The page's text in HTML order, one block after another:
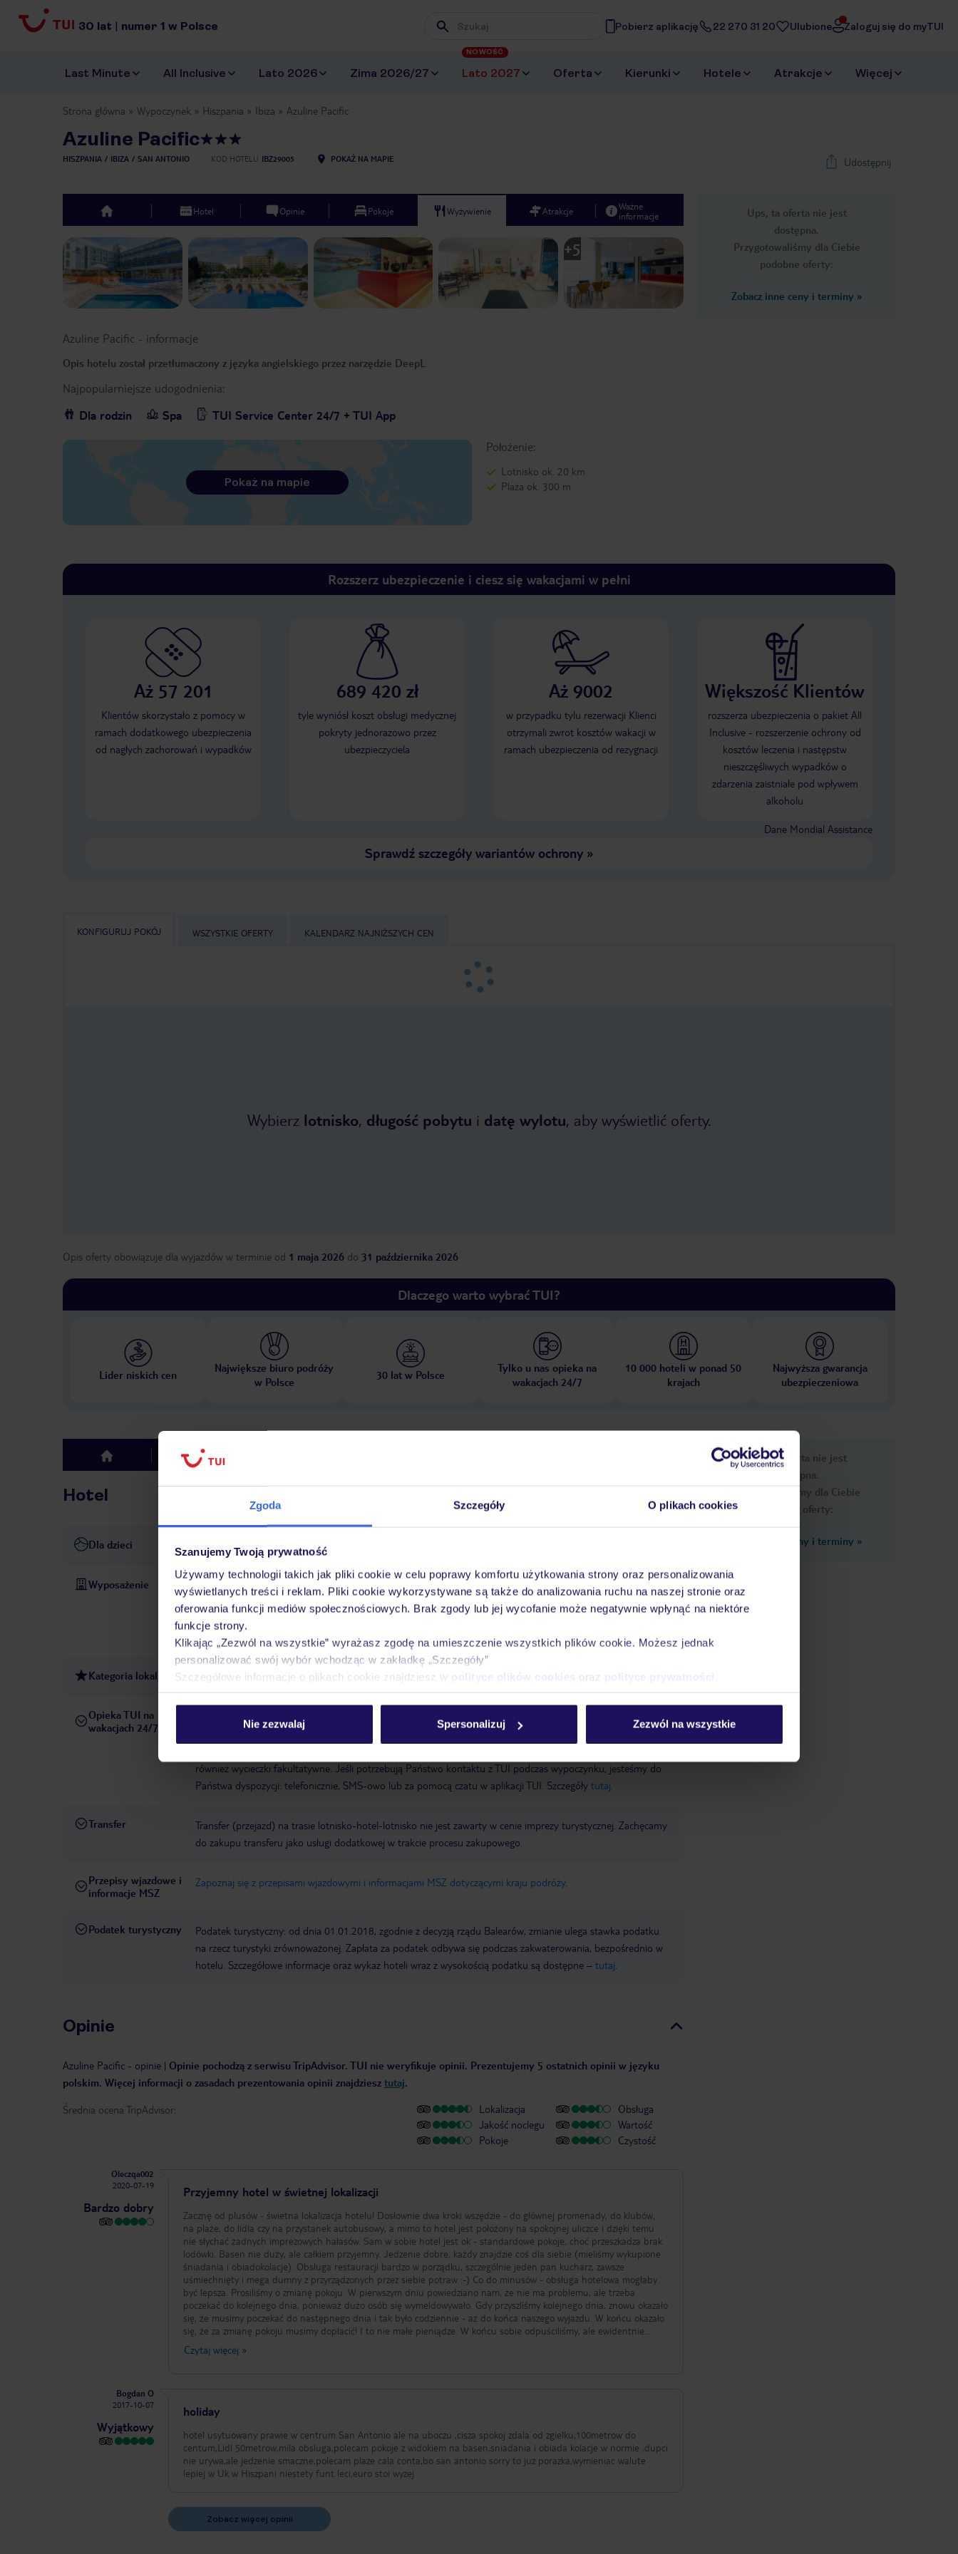
Zgoda Szczegóły O plikach cookies
Szanujemy Twoją prywatność
Używamy technologii takich jak pliki cookie w celu poprawy komfortu użytkowania strony oraz personalizowania
wyświetlanych treści i reklam. Pliki cookie wykorzystywane są także do analizowania ruchu na naszej stronie oraz
oferowania funkcji mediów społecznościowych. Brak zgody lub jej wycofanie może negatywnie wpłynąć na niektóre
funkcje strony.
Klikając „Zezwól na wszystkie” wyrażasz zgodę na umieszczenie wszystkich plików cookie. Możesz jednak
personalizować swój wybór wchodząc w zakładkę „Szczegóły”
Szczegółowe informacje o plikach cookie znajdziesz w polityce plików cookies oraz polityce prywatności
Nie zezwalaj Spersonalizuj Zezwól na wszystkie
30 lat | numer 1 w Polsce Wpisz frazę, której szukasz
Pobierz aplikację 22 270 31 20 Ulubione Zaloguj się do myTUI
Last Minute All Inclusive Lato 2026 Zima 2026/27 Lato 2027
NOWOŚĆ
Oferta Kierunki Hotele Atrakcje Więcej
Strona główna Wypoczynek Hiszpania Ibiza Azuline Pacific
Azuline Pacific
HISZPANIA IBIZA SAN ANTONIO KOD HOTELU IBZ29005 POKAŻ NA MAPIE Udostępnij
Ups, ta oferta nie jest
dostępna.
Przygotowaliśmy dla Ciebie
podobne oferty:
Zobacz inne ceny i terminy »
top Hotel Opinie Pokoje Wyżywienie Atrakcje
Ważne
informacje
Previous slide Next slide
1/11
+5
Azuline Pacific - informacje
Opis hotelu został przetłumaczony z języka angielskiego przez narzędzie DeepL
Najpopularniejsze udogodnienia:
Dla rodzin
Spa TUI Service Center 24/7 + TUI App
Położenie:
Lotnisko ok. 20 km
Plaża ok. 300 m
Pokaż na mapie
Rozszerz ubezpieczenie i ciesz się wakacjami w pełni
Aż 57 201
Klientów skorzystało z pomocy w
ramach dodatkowego ubezpieczenia
od nagłych zachorowań i wypadków
689 420 zł
tyle wyniósł koszt obsługi medycznej
pokryty jednorazowo przez
ubezpieczyciela
Aż 9002
w przypadku tylu rezerwacji Klienci
otrzymali zwrot kosztów wakacji w
ramach ubezpieczenia od rezygnacji
Większość Klientów
rozszerza ubezpieczenia o pakiet All
Inclusive - rozszerzenie ochrony od
kosztów leczenia i następstw
nieszczęśliwych wypadków o
zdarzenia zaistniałe pod wpływem
alkoholu
Dane Mondial Assistance
Sprawdź szczegóły wariantów ochrony»
KONFIGURUJ POKÓJ WSZYSTKIE OFERTY KALENDARZ NAJNIŻSZYCH CEN
Wybierz lotnisko, długość pobytu i datę wylotu, aby wyświetlić oferty.
Opis oferty obowiązuje dla wyjazdów w terminie od 1 maja 2026 do 31 października 2026
Dlaczego warto wybrać TUI?
Lider niskich cen
Największe biuro podróży
w Polsce
30 lat w Polsce
Tylko u nas opieka na
wakacjach 24/7
10 000 hoteli w ponad 50
krajach
Najwyższa gwarancja
ubezpieczeniowa
top Hotel
Hotel
Dla dzieci Basen dla dzieci
Wyposażenie Recepcja, możliwość wymiany walut Winda Taras słoneczny Baseny: 2
Basen: odkryty, leżaki:
bezpłatnie, parasole: bezpłatnie
Basen dla dzieci Whirlpool: w strefie wellness
WiFi, w miejscach
publicznych: za opłatą
niestrzeżony: za opłatą
Pokoje: 156
Kategoria lokalna 3 gwiazdki
Opieka TUI na
wakacjach 24/7
W rezerwowanym hotelu opieka wyłącznie poprzez TUI Service Center 24/7: telefonicznie, SMS i za
pośrednictwem czatu w aplikacji TUI w serwisie myTUI. W aplikacji TUI znajdą Państwo mnóstwo przydatnych
również wycieczki fakultatywne. Jeśli potrzebują Państwo kontaktu z TUI podczas wypoczynku, jesteśmy do
Państwa dyspozycji: telefonicznie, SMS-owo lub za pomocą czatu w aplikacji TUI. Szczegóły tutaj
Transfer
Transfer (przejazd) na trasie lotnisko-hotel-lotnisko nie jest zawarty w cenie imprezy turystycznej. Zachęcamy
do zakupu transferu jako usługi dodatkowej w trakcie procesu zakupowego.
Przepisy wjazdowe i
informacje MSZ
Zapoznaj się z przepisami wjazdowymi i informacjami MSZ dotyczącymi kraju podróży.
Podatek turystyczny
Podatek turystyczny: od dnia 01.01.2018, zgodnie z decyzją rządu Balearów, zmianie ulega stawka podatku
na rzecz turystyki zrównoważonej. Zapłata za podatek odbywa się podczas zakwaterowania, bezpośrednio w
hotelu. Szczegółowe informacje oraz wykaz hoteli wraz z wysokością podatku są dostępne – tutaj
Opinie
Azuline Pacific - opinie | Opinie pochodzą z serwisu TripAdvisor. TUI nie weryfikuje opinii. Prezentujemy 5 ostatnich opinii w języku
polskim. Więcej informacji o zasadach prezentowania opinii znajdziesz tutaj.
Średnia ocena TripAdvisor:
Lokalizacja
Jakość noclegu
Pokoje
Obsługa
Wartość
Czystość
Oleczqa002
2020-07-19
Bardzo dobry
Przyjemny hotel w świetnej lokalizacji
Zacznę od plusów - świetna lokalizacja hotelu! Dosłownie dwa kroki wszędzie - do głównej promenady, do klubów,
na plaże, do lidla czy na przystanek autobusowy, a mimo to hotel jest położony na spokojnej uliczce i dzięki temu
nie słychać żadnych imprezowych hałasów. Sam w sobie hotel jest ok - standardowe pokoje, choć przeszkadza brak
lodówki. Basen nie duży, ale całkiem przyjemny. Jedzenie dobre, każdy znajdzie coś dla siebie (mieliśmy wykupione
śniadania i obiadokolacje). Obsługa restauracji bardzo w porządku, szczególnie jeden pan kucharz, zawsze
uśmiechnięty i mega dumny z przyrządzonych przez siebie potraw :-) Co do minusów - obsługa hotelowa mogłaby
być lepsza. Prosiliśmy o zmianę pokoju. W pierwszym dniu powiedziano nam, że nie ma problemu, ale trzeba
poczekać do kolejnego dnia, ponieważ dużo osób się wymeldowywało. Gdy przyszliśmy kolejnego dnia, znowu okazało
się, że musimy poczekać do następnego dnia i tak było codziennie - aż do końca naszego wyjazdu. W końcu okazało
się, że za zmianę pokoju musimy dopłacić! I to nie małe pieniądze. W końcu sobie odpuściliśmy, ale ewidentnie
recepcjoniści nie chcieli nam pomoc (nie rozumiem co prawda dlaczego). Ogólnie polecam hotel dla osób którym
nie zależy na jakimś luksusie, ale za to lokalizacja jest genialna i to jest największy plus tego hotelu.
Czytaj więcej »
Bogdan O
2017-10-07
Wyjątkowy
holiday
hotel usytuowany prawie w centrum San Antonio ale na uboczu ,cisza spokoj zdala od zgielku,100metrow do
centum,Lidl 50metrow,mila obsluga,polecam pokoje z widokiem na basen,sniadania i obiada kolacje w normie ,dupci
nie urywa,ale jedzenie smaczne,polecam plaze cala conta,bo san antonio sorry to juz porazka,wymieniac walute
lepiej w Uk w Hiszpani niestety funt leci,euro stoi wyzej
Zobacz więcej opinii
Ups, ta oferta nie jest
dostępna.
Przygotowaliśmy dla Ciebie
podobne oferty:
Zobacz inne ceny i terminy »